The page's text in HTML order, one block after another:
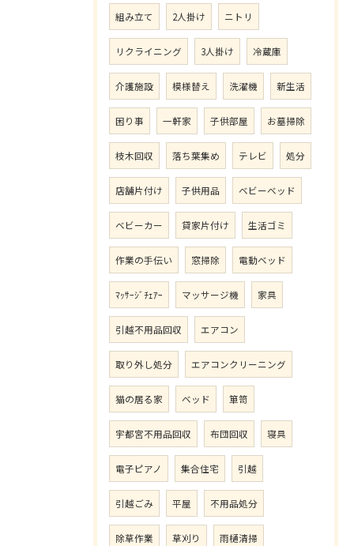
組み立て 2人掛け ニトリ
リクライニング 3人掛け 冷蔵庫
介護施設 模様替え 洗濯機 新生活
困り事 一軒家 子供部屋 お墓掃除
枝木回収 落ち葉集め テレビ 処分
店舗片付け 子供用品 ベビーベッド
ベビーカー 貸家片付け 生活ゴミ
作業の手伝い 窓掃除 電動ベッド
ﾏｯｻｰｼﾞﾁｪｱｰ マッサージ機 家具
引越不用品回収 エアコン
取り外し処分 エアコンクリーニング
猫の居る家 ベッド 箪笥
宇都宮不用品回収 布団回収 寝具
電子ピアノ 集合住宅 引越
引越ごみ 平屋 不用品処分
除草作業 草刈り 雨樋清掃